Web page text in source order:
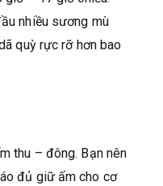
nhiều sương mù
quỳ rực rỡ hơn bao
thu – đông. Bạn nên
đủ giữ ấm cho cơ